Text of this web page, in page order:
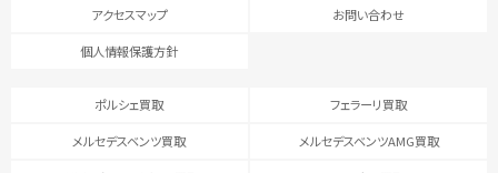
アクセスマップ お問い合わせ
個人情報保護方針
ポルシェ買取 フェラーリ買取
メルセデスベンツ買取 メルセデスベンツAMG買取